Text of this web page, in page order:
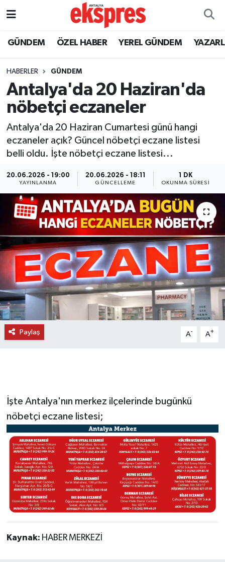
GÜNDEM ÖZEL HABER YEREL GÜNDEM
HABERLER GÜNDEM
Antalya'da 20 Haziran'da
nöbetçi eczaneler
Antalya'da 20 Haziran Cumartesi günü hangi
eczaneler açık? Güncel nöbetçi eczane listesi
belli oldu. İşte nöbetçi eczane listesi...
20.06.2026 - 19:00
YAYINLANMA
20.06.2026 - 18:11
GÜNCELLEME
1 DK
OKUNMA SÜRESI
Paylaş A- A+
İşte Antalya'nın merkez ilçelerinde bugünkü
nöbetçi eczane listesi;
Kaynak: HABER MERKEZİ
ÖZEL HABER
YEREL GÜNDEM
EKONOMİ
KÜLTÜR - SANAT
SİYASET
SAĞLIK
DÜNYA
EĞİTİM
TURİZM
RÖPORTAJ
RESMİ İLAN
MAGAZİN
Nöbetçi Eczaneler
Trafik Durumu
Süper Lig Puan Durumu ve Fikstür
Tüm Manşetler
Haber Arşivi